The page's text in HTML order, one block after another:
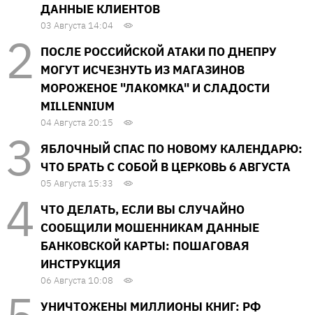
ДАННЫЕ КЛИЕНТОВ
03 Августа 14:04
ПОСЛЕ РОССИЙСКОЙ АТАКИ ПО ДНЕПРУ
МОГУТ ИСЧЕЗНУТЬ ИЗ МАГАЗИНОВ
МОРОЖЕНОЕ "ЛАКОМКА" И СЛАДОСТИ
MILLENNIUM
04 Августа 20:15
ЯБЛОЧНЫЙ СПАС ПО НОВОМУ КАЛЕНДАРЮ:
ЧТО БРАТЬ С СОБОЙ В ЦЕРКОВЬ 6 АВГУСТА
05 Августа 15:33
ЧТО ДЕЛАТЬ, ЕСЛИ ВЫ СЛУЧАЙНО
СООБЩИЛИ МОШЕННИКАМ ДАННЫЕ
БАНКОВСКОЙ КАРТЫ: ПОШАГОВАЯ
ИНСТРУКЦИЯ
06 Августа 10:08
УНИЧТОЖЕНЫ МИЛЛИОНЫ КНИГ: РФ